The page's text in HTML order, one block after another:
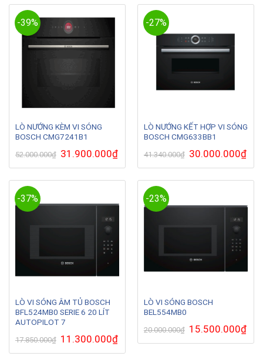
31.180.000₫.
-39%
LÒ NƯỚNG KÈM VI SÓNG
BOSCH CMG7241B1
52.000.000₫ Giá
gốc
là:
31.900.000₫Giá
hiện
tại
31.900.000₫.
-27%
LÒ NƯỚNG KẾT HỢP VI SÓNG
BOSCH CMG633BB1
41.340.000₫ Giá
gốc
là:
30.000.000₫Giá
hiện
tại
-37%
LÒ VI SÓNG ÂM TỦ BOSCH
BFL524MB0 SERIE 6 20 LÍT
AUTOPILOT 7
17.850.000₫ Giá
gốc
là:
11.300.000₫Giá
hiện
tại
-23%
LÒ VI SÓNG BOSCH
BEL554MB0
20.000.000₫ Giá
gốc
là:
15.500.000₫Giá
hiện
tại